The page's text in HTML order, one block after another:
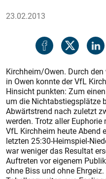
23.02.2013
Kirchheim/Owen. Durch
in Owen konnte der VfL
Hinsicht punkten: Zum
um die Nichtabstiegsplätze
Abwärtstrend nach zuletzt
werden. Trotz aller
VfL Kirchheim heute Abend
letzten 25:30-Heimspiel-
war weniger das Resultat
Auftreten vor eigenem
ohne Biss und ohne